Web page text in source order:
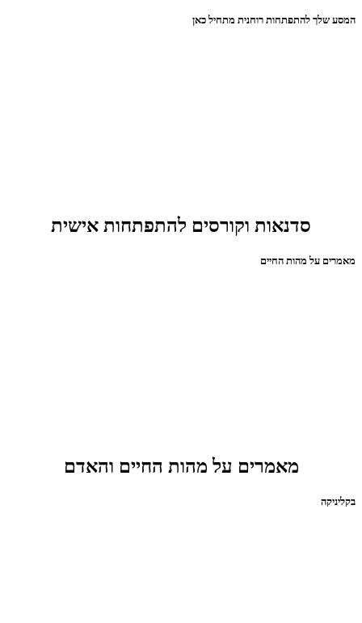
המסע שלך להתפתחות רוחנית מתחיל כאן
סדנאות וקורסים להתפתחות אישית
מאמרים על מהות החיים
מאמרים על מהות החיים והאדם
בקליניקה